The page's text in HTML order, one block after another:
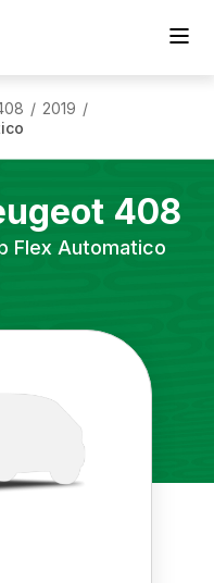
/ 2019 /
408
Flex Automatico